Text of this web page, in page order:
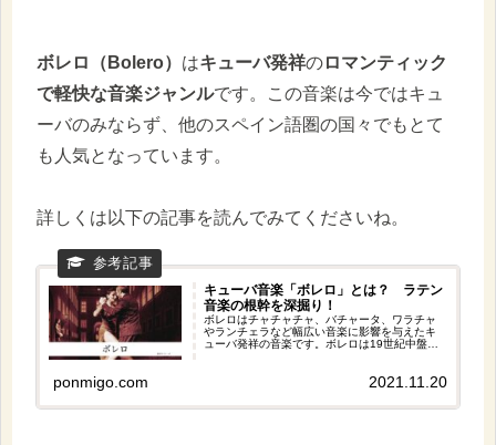
ボレロ（Bolero） はキューバ発祥のロマンティック
で軽快な音楽ジャンルです。この音楽は今ではキュ
ーバのみならず、他のスペイン語圏の国々でもとて
も人気となっています。
詳しくは以下の記事を読んでみてくださいね。
キューバ音楽「ボレロ」とは？ ラテン
音楽の根幹を深掘り！
ボレロはチャチャチャ、バチャータ、ワラチャ
やランチェラなど幅広い音楽に影響を与えたキ
ューバ発祥の音楽です。ボレロは19世紀中盤に
ponmigo.com 2021.11.20